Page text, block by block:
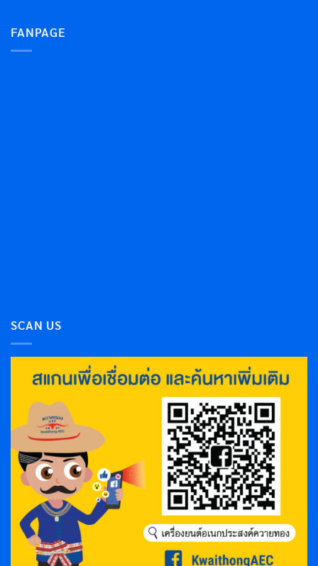
FANPAGE
SCAN US